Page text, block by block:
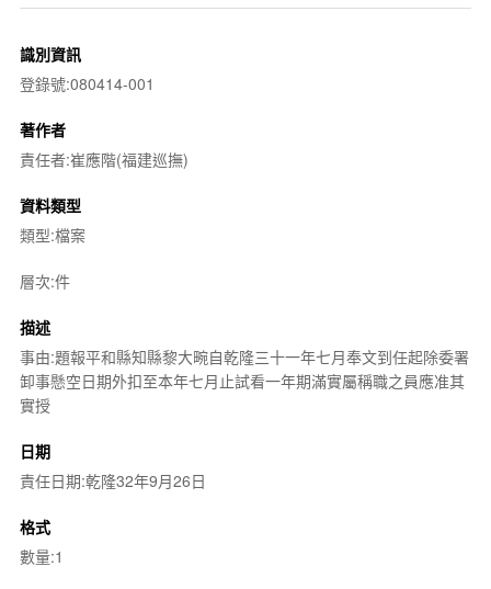
識別資訊
登錄號:080414-001
著作者
責任者:崔應階(福建巡撫)
資料類型
類型:檔案
層次:件
描述
事由:題報平和縣知縣黎大畹自乾隆三十一年七月奉文到任起除委署
卸事懸空日期外扣至本年七月止試看一年期滿實屬稱職之員應准其
實授
日期
責任日期:乾隆32年9月26日
格式
數量:1